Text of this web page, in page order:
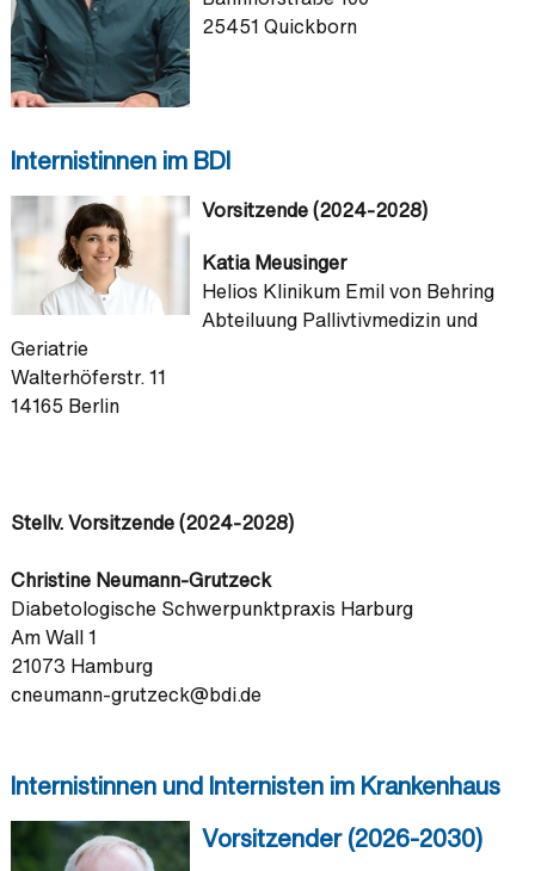
25451 Quickborn
Internistinnen im BDI
Vorsitzende (2024-2028)
Katia Meusinger
Helios Klinikum Emil von Behring
Abteiluung Pallivtivmedizin und
Geriatrie
Walterhöferstr. 11
14165 Berlin
Stellv. Vorsitzende (2024-2028)
Christine Neumann-Grutzeck
Diabetologische Schwerpunktpraxis Harburg
Am Wall 1
21073 Hamburg
cneumann-grutzeck@bdi.de
Internistinnen und Internisten im Krankenhaus
Vorsitzender (2026-2030)